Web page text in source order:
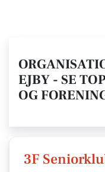
EJBY - SE
OG
3F